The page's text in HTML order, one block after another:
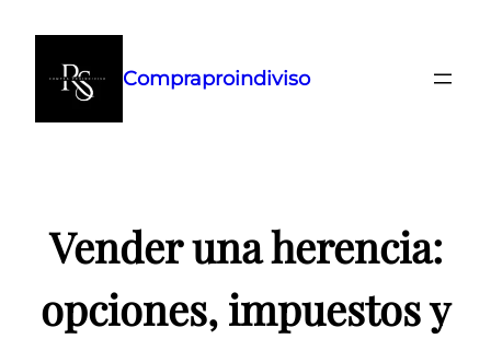
contenido
Compraproindiviso
Vender una herencia:
opciones, impuestos y